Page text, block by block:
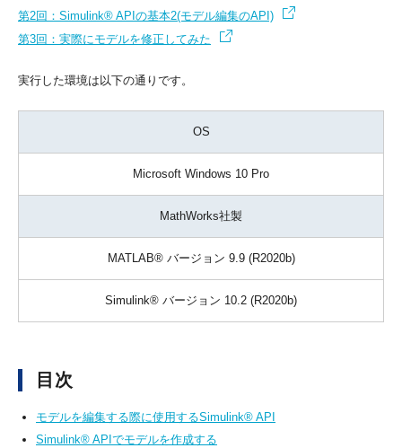
第2回：Simulink® APIの基本2(モデル編集のAPI)
第3回：実際にモデルを修正してみた
実行した環境は以下の通りです。
OS
Microsoft Windows 10 Pro
MathWorks社製
MATLAB® バージョン 9.9 (R2020b)
Simulink® バージョン 10.2 (R2020b)
目次
モデルを編集する際に使用するSimulink® API
Simulink® APIでモデルを作成する